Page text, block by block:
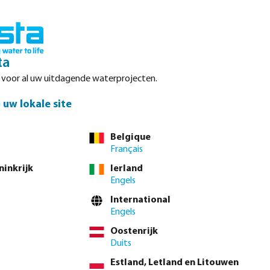
direct via de
optie is momenteel niet beschikbaar.)
(Deze optie is momenteel niet beschikbaar.)
(Deze optie is momenteel niet beschikbaar.)
neem contact op met de verkoopafdeling
voor al uw uitdagende waterprojecten.
uw lokale site
Belgique
Français
Ierland
Engels
International
Engels
Oostenrijk
Duits
Estland, Letland en Litouwen